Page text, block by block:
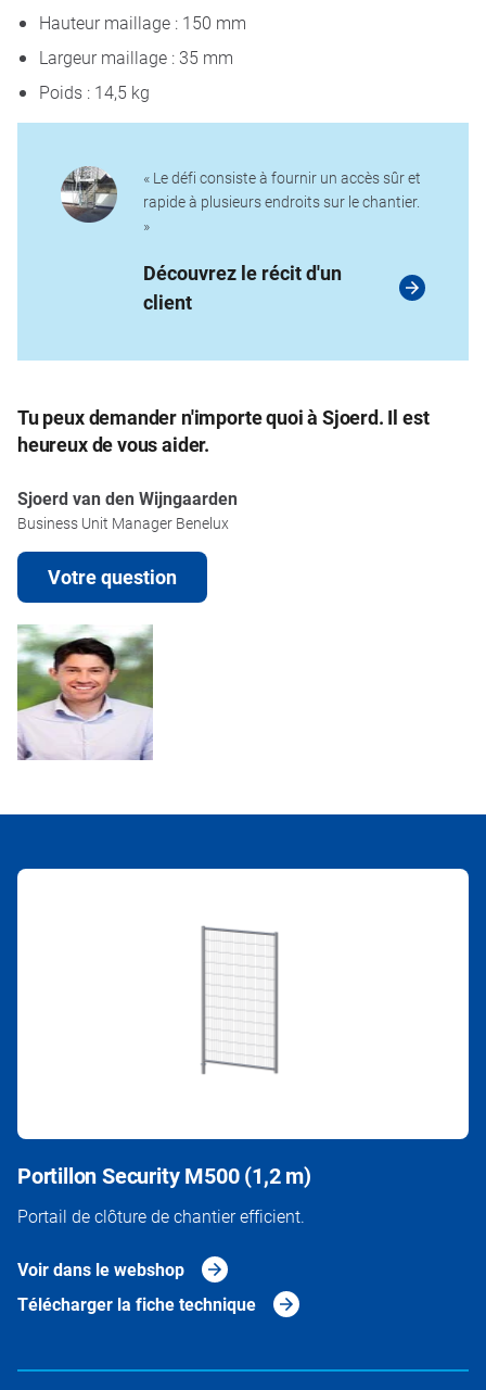
Hauteur maillage : 150 mm
Largeur maillage : 35 mm
Poids : 14,5 kg
« Le défi consiste à fournir un accès sûr et
rapide à plusieurs endroits sur le chantier.
»
Découvrez le récit d'un
client
Tu peux demander n'importe quoi à Sjoerd. Il est
heureux de vous aider.
Sjoerd van den Wijngaarden
Business Unit Manager Benelux
Votre question
Portillon Security M500 (1,2 m)
Portail de clôture de chantier efficient.
Voir dans le webshop
Télécharger la fiche technique